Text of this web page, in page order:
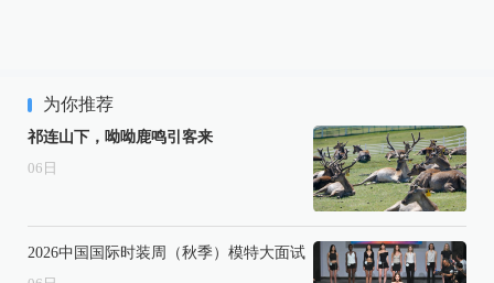
为你推荐
祁连山下，呦呦鹿鸣引客来
06 日
2026中国国际时装周（秋季）模特大面试